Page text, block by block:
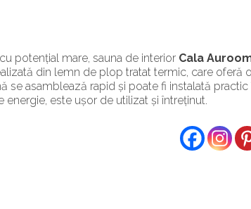
potențial mare, sauna de interior Cala
din lemn de plop tratat termic, care oferă
se asamblează rapid și poate fi instalată
este ușor de utilizat și întreținut.